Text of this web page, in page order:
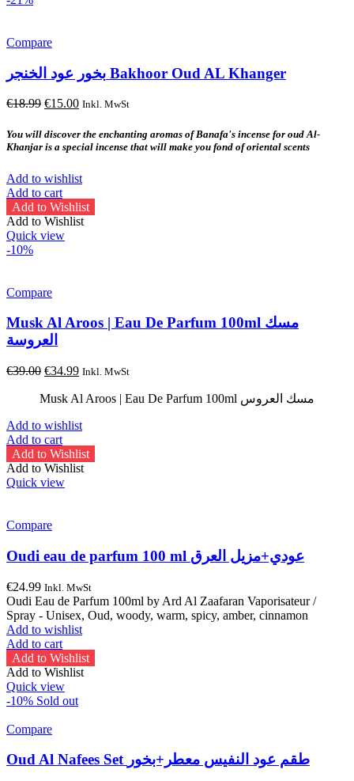
chosen
on
the
product
Compare
بخور عود الخنجر Bakhoor Oud AL Khanger
€18.99 Original
was:
€18.99.
€15.00Current
is:
€15.00.
Inkl. MwSt
You will discover the enchanting aromas of Banafa's incense for oud Al-
Khanjar is a special incense that will make you fond of oriental scents
Add to wishlist
Add to cart
Add to Wishlist
Add to Wishlist
Quick view
-10%
Compare
Musk Al Aroos | Eau De Parfum 100ml مسك
العروسة
€39.00 Original
was:
€34.99Current
is:
Inkl. MwSt
Musk Al Aroos | Eau De Parfum 100ml مسك العروس
Add to wishlist
Add to cart
Add to Wishlist
Add to Wishlist
Quick view
Compare
Oudi eau de parfum 100 ml عودي+مزيل العرق
€24.99 Inkl. MwSt
Oudi Eau de Parfum 100ml by Ard Al Zaafaran Vaporisateur /
Spray - Unisex, Oud, woody, warm, spicy, amber, cinnamon
Add to wishlist
Add to cart
Add to Wishlist
Add to Wishlist
Quick view
-10% Sold out
Compare
Oud Al Nafees Set طقم عود النفيس معطر+بخور